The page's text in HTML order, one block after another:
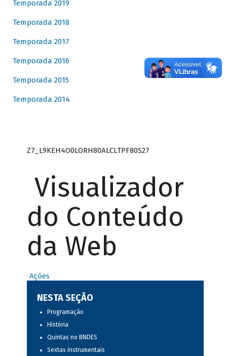
Temporada 2019
Temporada 2018
Temporada 2017
Temporada 2016
Temporada 2015
Temporada 2014
Z7_L9KEH4O0LORH80ALCLTPF80S27
Visualizador
do Conteúdo
da Web
Ações
NESTA SEÇÃO
Programação
História
Quintas no BNDES
Sextas instrumentais